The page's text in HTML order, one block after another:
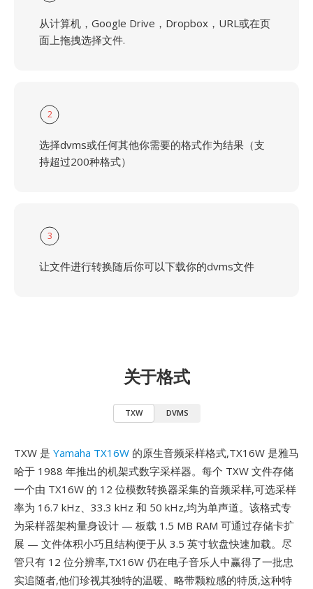
从计算机，Google Drive，Dropbox，URL或在页
面上拖拽选择文件.
2
选择dvms或任何其他你需要的格式作为结果（支
持超过200种格式）
3
让文件进行转换随后你可以下载你的dvms文件
关于格式
TXW DVMS
TXW 是 Yamaha TX16W 的原生音频采样格式,TX16W 是雅马
哈于 1988 年推出的机架式数字采样器。每个 TXW 文件存储
一个由 TX16W 的 12 位模数转换器采集的音频采样,可选采样
率为 16.7 kHz、33.3 kHz 和 50 kHz,均为单声道。该格式专
为采样器架构量身设计 — 板载 1.5 MB RAM 可通过存储卡扩
展 — 文件体积小巧且结构便于从 3.5 英寸软盘快速加载。尽
管只有 12 位分辨率,TX16W 仍在电子音乐人中赢得了一批忠
实追随者,他们珍视其独特的温暖、略带颗粒感的特质,这种特